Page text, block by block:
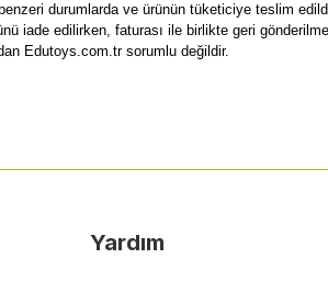
durumlarda ve ürünün tüketiciye teslim
iade edilirken, faturası ile birlikte geri
Edutoys.com.tr sorumlu değildir.
Yardım